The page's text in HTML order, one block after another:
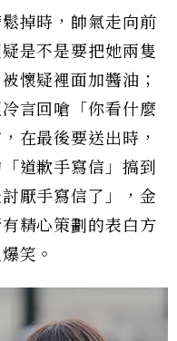
掉時，帥氣走向前
是不是要把她兩隻
懷疑裡面加醬油；
言回嗆「你看什麼
在最後要送出時，
道歉手寫信」搞到
厭手寫信了」，金
精心策劃的表白方
笑。